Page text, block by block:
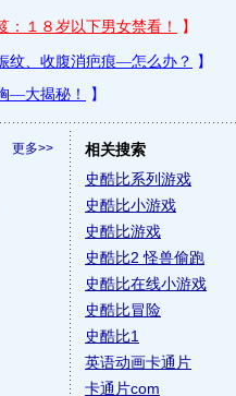
更多>>
相关搜索
史酷比系列游戏
史酷比小游戏
史酷比游戏
史酷比2 怪兽偷跑
史酷比在线小游戏
史酷比冒险
史酷比1
英语动画卡通片
卡通片com